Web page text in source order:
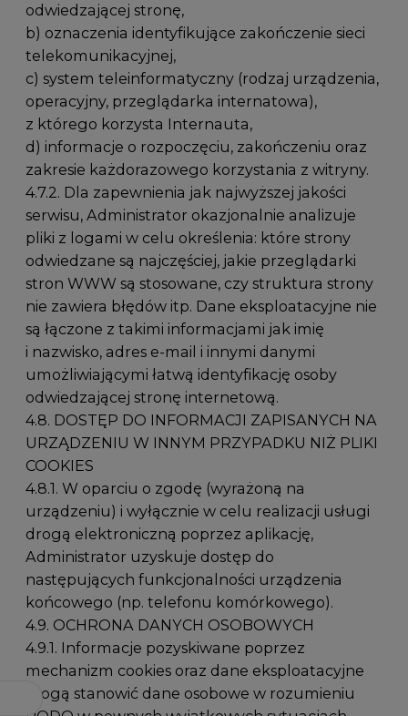
odwiedzającej stronę,
b) oznaczenia identyfikujące zakończenie sieci
telekomunikacyjnej,
c) system teleinformatyczny (rodzaj urządzenia,
operacyjny, przeglądarka internatowa),
z którego korzysta Internauta,
d) informacje o rozpoczęciu, zakończeniu oraz
zakresie każdorazowego korzystania z witryny.
4.7.2. Dla zapewnienia jak najwyższej jakości
serwisu, Administrator okazjonalnie analizuje
pliki z logami w celu określenia: które strony
odwiedzane są najczęściej, jakie przeglądarki
stron WWW są stosowane, czy struktura strony
nie zawiera błędów itp. Dane eksploatacyjne nie
są łączone z takimi informacjami jak imię
i nazwisko, adres e-mail i innymi danymi
umożliwiającymi łatwą identyfikację osoby
odwiedzającej stronę internetową.
4.8. DOSTĘP DO INFORMACJI ZAPISANYCH NA
URZĄDZENIU W INNYM PRZYPADKU NIŻ PLIKI
COOKIES
4.8.1. W oparciu o zgodę (wyrażoną na
urządzeniu) i wyłącznie w celu realizacji usługi
drogą elektroniczną poprzez aplikację,
Administrator uzyskuje dostęp do
następujących funkcjonalności urządzenia
końcowego (np. telefonu komórkowego).
4.9. OCHRONA DANYCH OSOBOWYCH
4.9.1. Informacje pozyskiwane poprzez
mechanizm cookies oraz dane eksploatacyjne
mogą stanowić dane osobowe w rozumieniu